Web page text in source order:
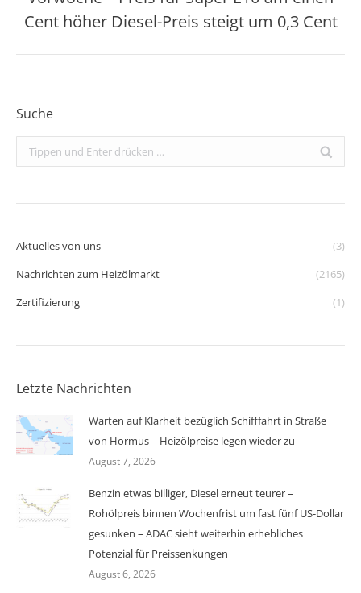
Beitrag:
Cent höher Diesel-Preis steigt um 0,3 Cent
Suche
Search:
Aktuelles von uns
(3)
Nachrichten zum Heizölmarkt
(2165)
Zertifizierung
(1)
Letzte Nachrichten
Warten auf Klarheit bezüglich Schifffahrt in Straße
von Hormus – Heizölpreise legen wieder zu
August 7, 2026
Benzin etwas billiger, Diesel erneut teurer –
Rohölpreis binnen Wochenfrist um fast fünf US-Dollar
gesunken – ADAC sieht weiterhin erhebliches
Potenzial für Preissenkungen
August 6, 2026